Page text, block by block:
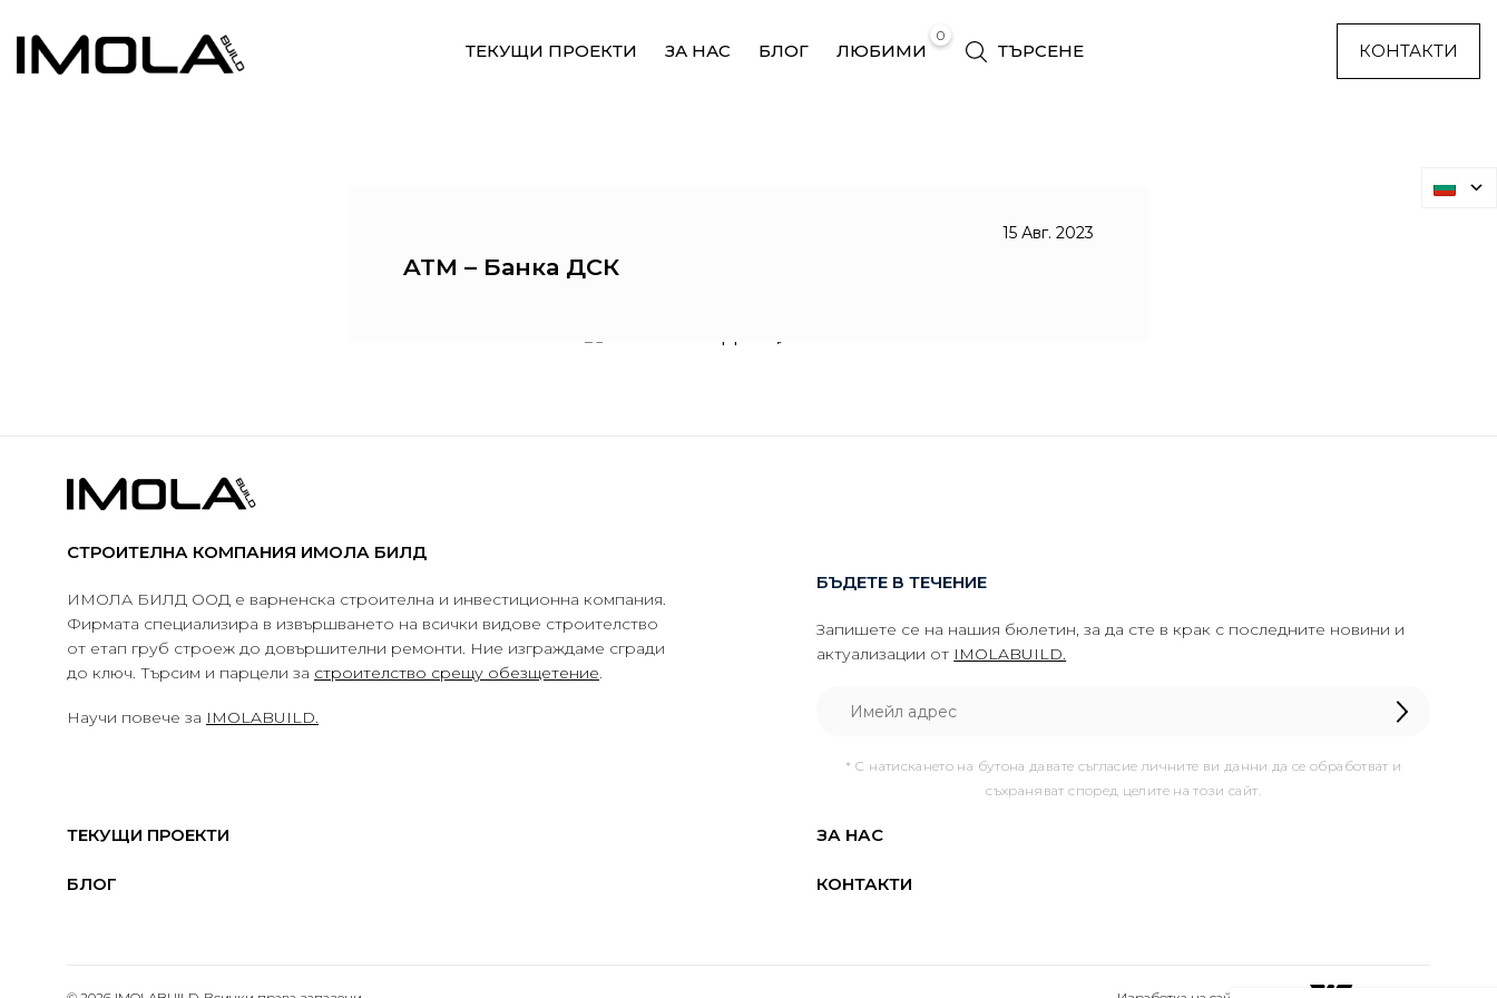
ТЕКУЩИ ПРОЕКТИ ЗА НАС БЛОГ
0
ЛЮБИМИ ТЪРСЕНЕ КОНТАКТИ
IMOLABUILD
15 Авг. 2023
ATM – Банка ДСК
СТРОИТЕЛНА КОМПАНИЯ ИМОЛА БИЛД
ИМОЛА БИЛД ООД е варненска строителна и инвестиционна компания.
Фирмата специализира в извършването на всички видове строителство
от етап груб строеж до довършителни ремонти. Ние изграждаме сгради
до ключ. Търсим и парцели за строителство срещу обезщетение
Научи повече за IMOLABUILD.
ТЕКУЩИ ПРОЕКТИ
БЛОГ
ЗА НАС
КОНТАКТИ
БЪДЕТЕ В ТЕЧЕНИЕ
Запишете се на нашия бюлетин, за да сте в крак с последните новини и
актуализации от IMOLABUILD.
* С натискането на бутона давате съгласие личните ви данни да се обработват и
съхраняват според целите на този сайт.